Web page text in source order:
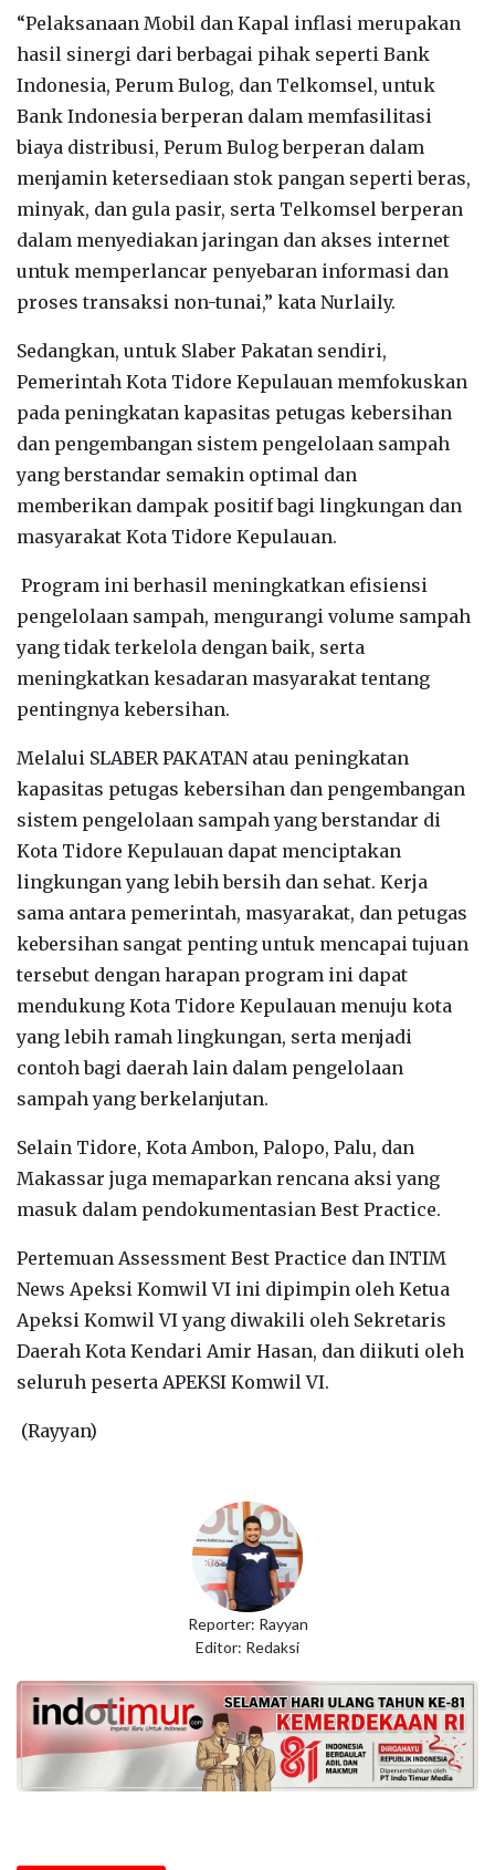
“Pelaksanaan Mobil dan Kapal inflasi merupakan
hasil sinergi dari berbagai pihak seperti Bank
Indonesia, Perum Bulog, dan Telkomsel, untuk
Bank Indonesia berperan dalam memfasilitasi
biaya distribusi, Perum Bulog berperan dalam
menjamin ketersediaan stok pangan seperti beras,
minyak, dan gula pasir, serta Telkomsel berperan
dalam menyediakan jaringan dan akses internet
untuk memperlancar penyebaran informasi dan
proses transaksi non-tunai,” kata Nurlaily.
Sedangkan, untuk Slaber Pakatan sendiri,
Pemerintah Kota Tidore Kepulauan memfokuskan
pada peningkatan kapasitas petugas kebersihan
dan pengembangan sistem pengelolaan sampah
yang berstandar semakin optimal dan
memberikan dampak positif bagi lingkungan dan
masyarakat Kota Tidore Kepulauan.
Program ini berhasil meningkatkan efisiensi
pengelolaan sampah, mengurangi volume sampah
yang tidak terkelola dengan baik, serta
meningkatkan kesadaran masyarakat tentang
pentingnya kebersihan.
Melalui SLABER PAKATAN atau peningkatan
kapasitas petugas kebersihan dan pengembangan
sistem pengelolaan sampah yang berstandar di
Kota Tidore Kepulauan dapat menciptakan
lingkungan yang lebih bersih dan sehat. Kerja
sama antara pemerintah, masyarakat, dan petugas
kebersihan sangat penting untuk mencapai tujuan
tersebut dengan harapan program ini dapat
mendukung Kota Tidore Kepulauan menuju kota
yang lebih ramah lingkungan, serta menjadi
contoh bagi daerah lain dalam pengelolaan
sampah yang berkelanjutan.
Selain Tidore, Kota Ambon, Palopo, Palu, dan
Makassar juga memaparkan rencana aksi yang
masuk dalam pendokumentasian Best Practice.
Pertemuan Assessment Best Practice dan INTIM
News Apeksi Komwil VI ini dipimpin oleh Ketua
Apeksi Komwil VI yang diwakili oleh Sekretaris
Daerah Kota Kendari Amir Hasan, dan diikuti oleh
seluruh peserta APEKSI Komwil VI.
(Rayyan)
Reporter: Rayyan
Editor: Redaksi